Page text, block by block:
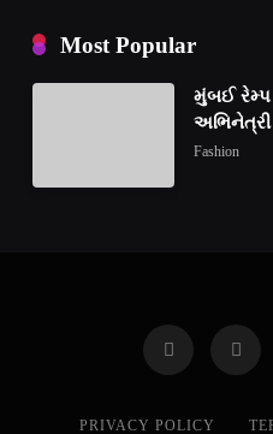
Most Popular
મુંબઈ રેમ્પ
વીકમાં
Fashion
PRIVACY POLICY